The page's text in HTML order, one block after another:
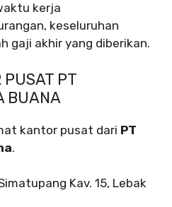
kerja
keseluruhan
gaji akhir yang diberikan.
PT
BUANA
kantor pusat dari PT
.
Kav. 15, Lebak